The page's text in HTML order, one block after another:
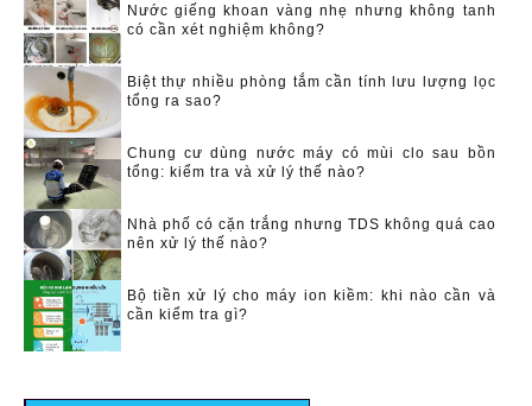
Nước giếng khoan vàng nhẹ nhưng không tanh
có cần xét nghiệm không?
Biệt thự nhiều phòng tắm cần tính lưu lượng lọc
tổng ra sao?
Chung cư dùng nước máy có mùi clo sau bồn
tổng: kiểm tra và xử lý thế nào?
Nhà phố có cặn trắng nhưng TDS không quá cao
nên xử lý thế nào?
Bộ tiền xử lý cho máy ion kiềm: khi nào cần và
cần kiểm tra gì?